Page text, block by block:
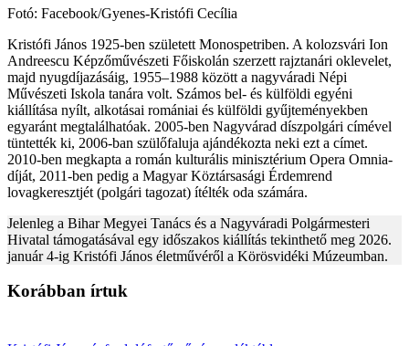
Fotó: Facebook/Gyenes-Kristófi Cecília
Kristófi János 1925-ben született Monospetriben. A kolozsvári Ion
Andreescu Képzőművészeti Főiskolán szerzett rajztanári oklevelet,
majd nyugdíjazásáig, 1955–1988 között a nagyváradi Népi
Művészeti Iskola tanára volt. Számos bel- és külföldi egyéni
kiállítása nyílt, alkotásai romániai és külföldi gyűjteményekben
egyaránt megtalálhatóak. 2005-ben Nagyvárad díszpolgári címével
tüntették ki, 2006-ban szülőfaluja ajándékozta neki ezt a címet.
2010-ben megkapta a román kulturális minisztérium Opera Omnia-
díját, 2011-ben pedig a Magyar Köztársasági Érdemrend
lovagkeresztjét (polgári tagozat) ítélték oda számára.
Jelenleg a Bihar Megyei Tanács és a Nagyváradi Polgármesteri
Hivatal támogatásával egy időszakos kiállítás tekinthető meg 2026.
január 4-ig Kristófi János életművéről a Körösvidéki Múzeumban.
Korábban írtuk